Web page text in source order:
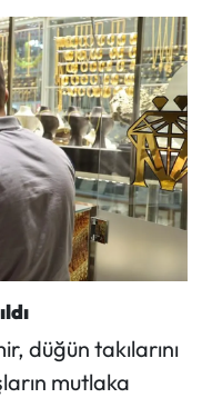
düğün takılarını
mutlaka